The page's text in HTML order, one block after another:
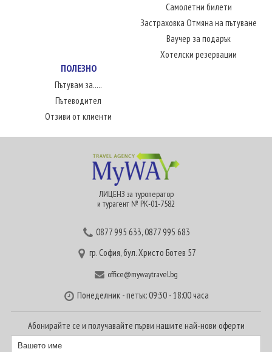
Самолетни билети
Застраховка Отмяна на пътуване
Ваучер за подарък
Хотелски резервации
ПОЛЕЗНО
Пътувам за.....
Пътеводител
Отзиви от клиенти
ЛИЦЕНЗ за туроператор
и турагент № РК-01-7582
0877 995 633,0877 995 683
гр. София, бул. Христо Ботев 57
office@mywaytravel.bg
Понеделник - петък: 09:30 - 18:00 часа
Абонирайте се и получавайте първи нашите най-нови оферти